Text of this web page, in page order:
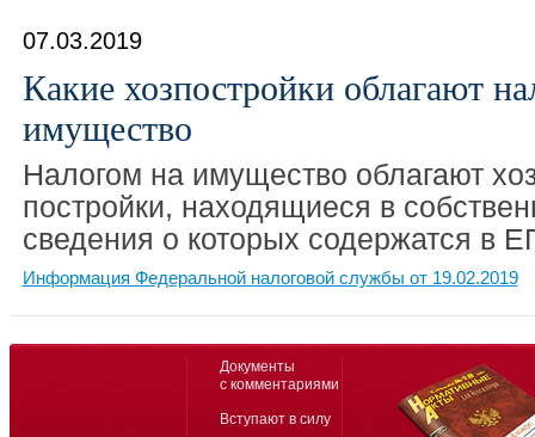
07.03.2019
Какие хозпостройки облагают
имущество
Налогом на имущество облагают
постройки, находящиеся в
сведения о которых содержатся в
Информация Федеральной налоговой службы от 19.02.2019
Документы
с комментариями
Вступают в силу